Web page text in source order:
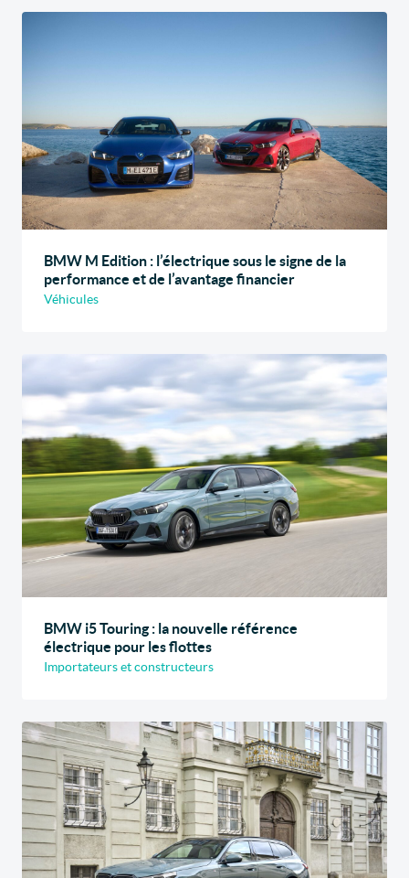
BMW M Edition : l’électrique sous le signe de la
performance et de l’avantage financier
Véhicules
BMW i5 Touring : la nouvelle référence
électrique pour les flottes
Importateurs et constructeurs